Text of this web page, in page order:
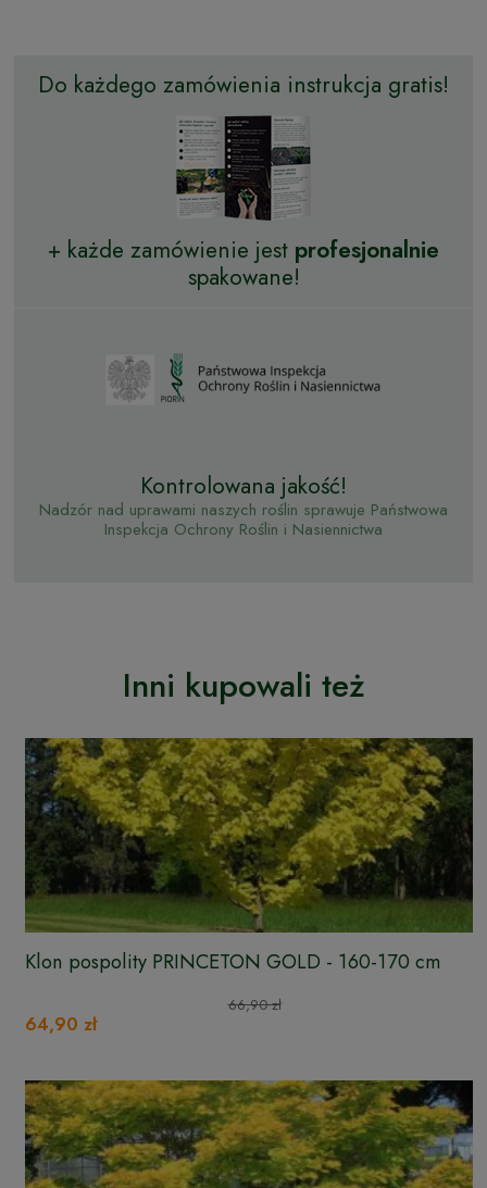
Do każdego zamówienia instrukcja gratis!
+ każde zamówienie jest profesjonalnie
spakowane!
Kontrolowana jakość!
Nadzór nad uprawami naszych roślin sprawuje Państwowa
Inspekcja Ochrony Roślin i Nasiennictwa
Inni kupowali też
Klon pospolity PRINCETON GOLD - 160-170 cm
66,90 zł
64,90 zł